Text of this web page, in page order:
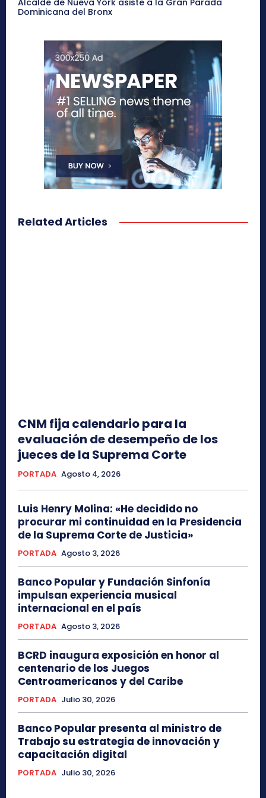
Alcalde de Nueva York asiste a la Gran Parada
Dominicana del Bronx
Related Articles
CNM fija calendario para la
evaluación de desempeño de los
jueces de la Suprema Corte
PORTADA Agosto 4, 2026
Luis Henry Molina: «He decidido no
procurar mi continuidad en la Presidencia
de la Suprema Corte de Justicia»
PORTADA Agosto 3, 2026
Banco Popular y Fundación Sinfonía
impulsan experiencia musical
internacional en el país
PORTADA Agosto 3, 2026
BCRD inaugura exposición en honor al
centenario de los Juegos
Centroamericanos y del Caribe
PORTADA Julio 30, 2026
Banco Popular presenta al ministro de
Trabajo su estrategia de innovación y
capacitación digital
PORTADA Julio 30, 2026